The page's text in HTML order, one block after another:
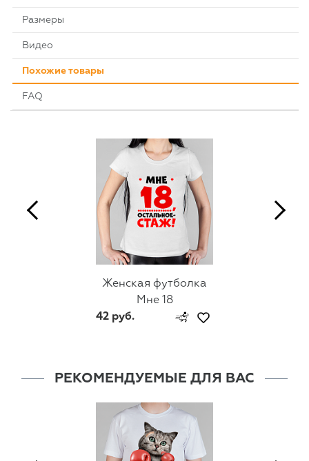
Размеры
Видео
Похожие товары
FAQ
Женская футболка
Мне 18
42 руб.
РЕКОМЕНДУЕМЫЕ ДЛЯ ВАС